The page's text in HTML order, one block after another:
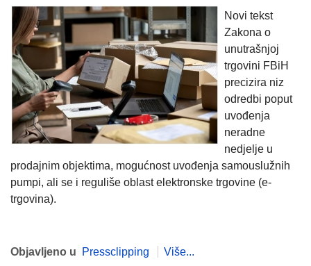
Novi tekst
Zakona o
unutrašnjoj
trgovini FBiH
precizira niz
odredbi poput
uvođenja
neradne
nedjelje u
prodajnim objektima, mogućnost uvođenja samouslužnih
pumpi, ali se i reguliše oblast elektronske trgovine (e-
trgovina).
Objavljeno u Pressclipping Više...